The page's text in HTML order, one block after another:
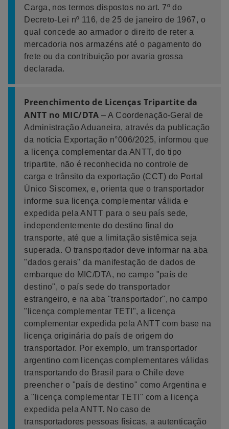
Carga, nos termos dispostos no art. 7º do
Decreto-Lei nº 116, de 25 de janeiro de 1967, o
qual concede ao armador o direito de reter a
mercadoria nos armazéns até o pagamento do
frete ou da contribuição por avaria grossa
declarada.
Preenchimento de Licenças Tripartite da
ANTT no MIC/DTA – A Coordenação-Geral de
Administração Aduaneira, através da publicação
da notícia Exportação n°006/2025, informou que
a licença complementar da ANTT, do tipo
tripartite, não é reconhecida no controle de
carga e trânsito da exportação (CCT) do Portal
Único Siscomex, e, orienta que o transportador
informe sua licença complementar válida e
expedida pela ANTT para o seu país sede,
independentemente do destino final do
transporte, até que a limitação sistêmica seja
superada. O transportador deve informar na aba
"dados gerais" da manifestação de dados de
embarque do MIC/DTA, no campo "país de
destino", o país sede do transportador
estrangeiro, e na aba "transportador", no campo
"licença complementar TETI", a licença
complementar expedida pela ANTT com base na
licença originária do país de origem do
transportador. Por exemplo, um transportador
argentino com licenças complementares válidas
transportando do Brasil para o Chile deve
preencher o "país de destino" como Argentina e
a "licença complementar TETI" com a licença
expedida pela ANTT. No caso de
transportadores pessoas físicas, a autenticação